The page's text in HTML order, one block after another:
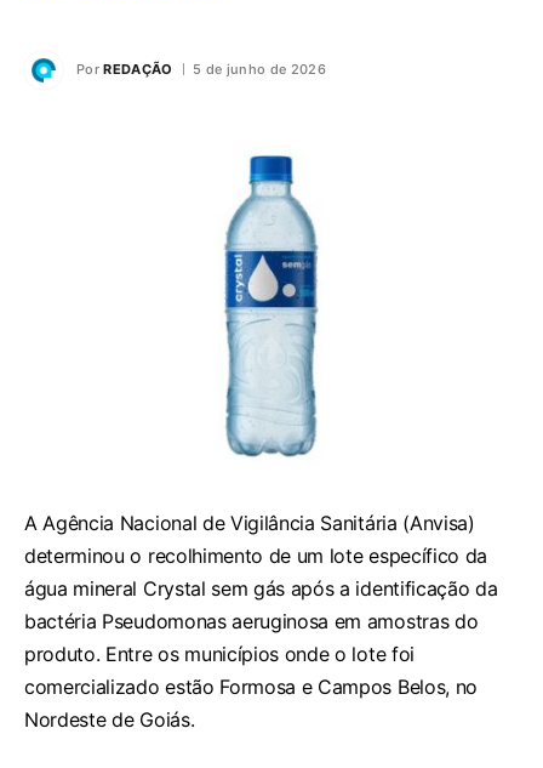
Por REDAÇÃO 5 de junho de 2026
A Agência Nacional de Vigilância Sanitária (Anvisa)
determinou o recolhimento de um lote específico da
água mineral Crystal sem gás após a identificação da
bactéria Pseudomonas aeruginosa em amostras do
produto. Entre os municípios onde o lote foi
comercializado estão Formosa e Campos Belos, no
Nordeste de Goiás.